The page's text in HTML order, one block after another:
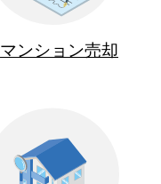
マンション売却